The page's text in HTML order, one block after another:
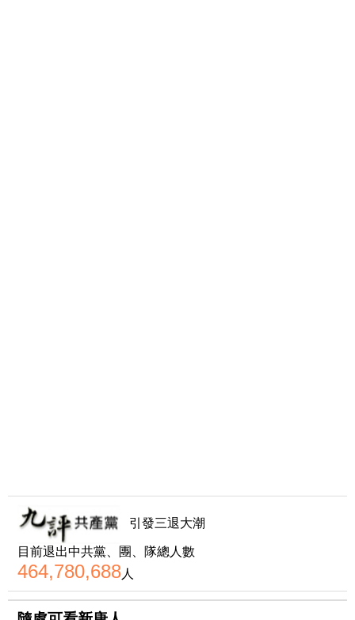
引發三退大潮
目前退出中共黨、團、隊總人數
464,780,688人